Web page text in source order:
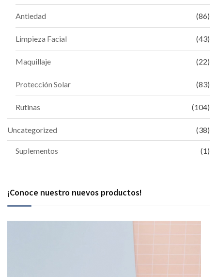
Antiedad (86)
Limpieza Facial (43)
Maquillaje (22)
Protección Solar (83)
Rutinas (104)
Uncategorized (38)
Suplementos (1)
¡Conoce nuestro nuevos productos!